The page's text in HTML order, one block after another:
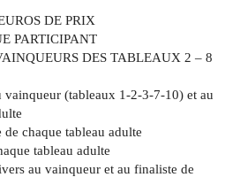
DE PRIX
PARTICIPANT
DES TABLEAUX 2 – 8
vainqueur (tableaux 1-2-3-7-10) et au
chaque tableau adulte
tableau adulte
au vainqueur et au finaliste de